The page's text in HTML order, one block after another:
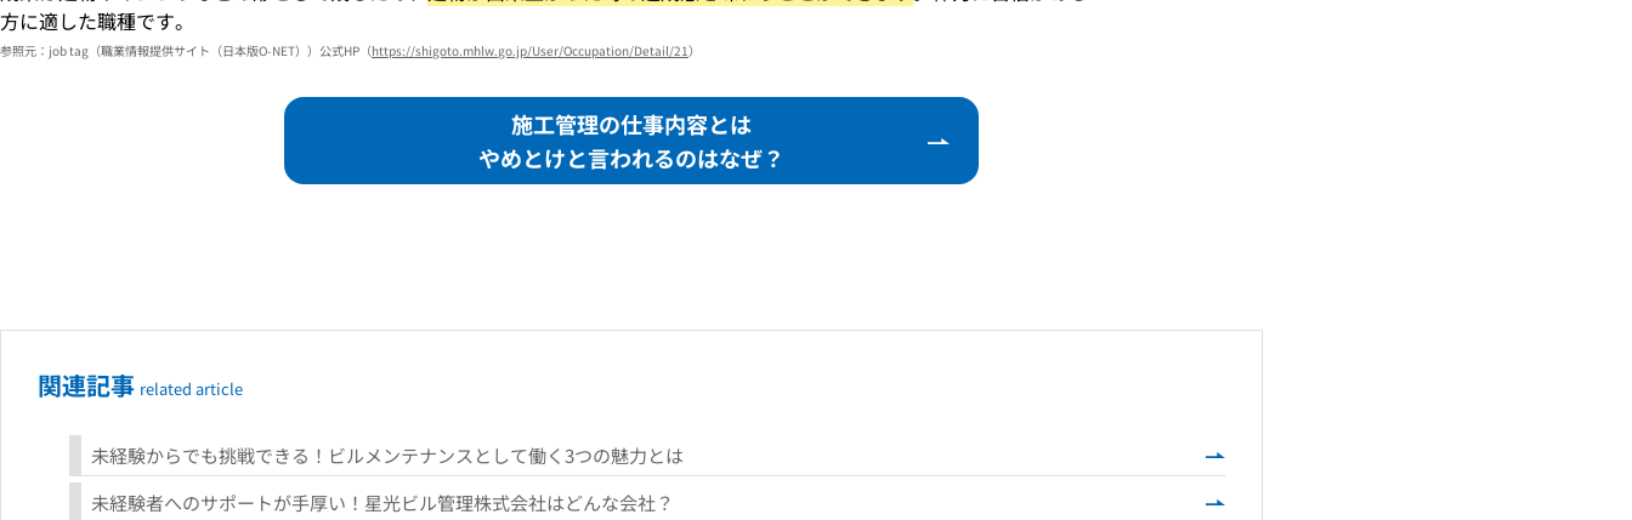
方に適した職種です。
参照元：job tag（職業情報提供サイト（日本版O-NET））公式HP（https://shigoto.mhlw.go.jp/User/Occupation/Detail/21）
施工管理の仕事内容とは
やめとけと言われるのはなぜ？
関連記事
未経験からでも挑戦できる！ビルメンテナンスとして働く3つの魅力とは
未経験者へのサポートが手厚い！星光ビル管理株式会社はどんな会社？